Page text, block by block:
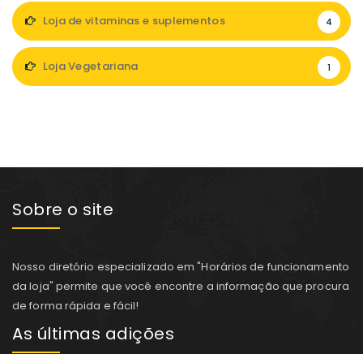
Loja de vitaminas e suplementos 4
Loja Vegetariana 1
Sobre o site
Nosso diretório especializado em "Horários de funcionamento
da loja" permite que você encontre a informação que procura
de forma rápida e fácil!
As últimas adições